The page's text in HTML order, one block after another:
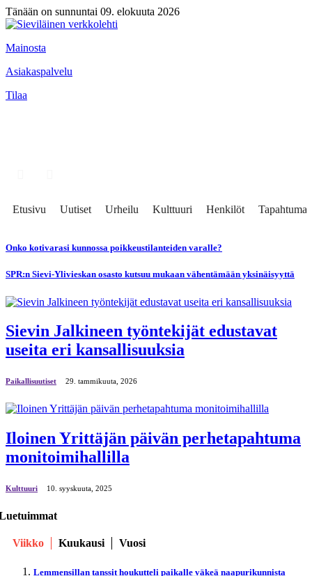
Tänään on sunnuntai 09. elokuuta 2026
Mainosta
Asiakaspalvelu
Tilaa
Etusivu Uutiset Urheilu Kulttuuri Henkilöt Tapahtumat
Onko kotivarasi kunnossa poikkeustilanteiden varalle?
SPR:n Sievi-Ylivieskan osasto kutsuu mukaan vähentämään yksinäisyyttä
Sievin Jalkineen työntekijät edustavat
useita eri kansallisuuksia
Paikallisuutiset 29. tammikuuta, 2026
Iloinen Yrittäjän päivän perhetapahtuma
monitoimihallilla
Kulttuuri 10. syyskuuta, 2025
Viikko Kuukausi Vuosi
Lemmensillan tanssit houkutteli paikalle väkeä naapurikunnista